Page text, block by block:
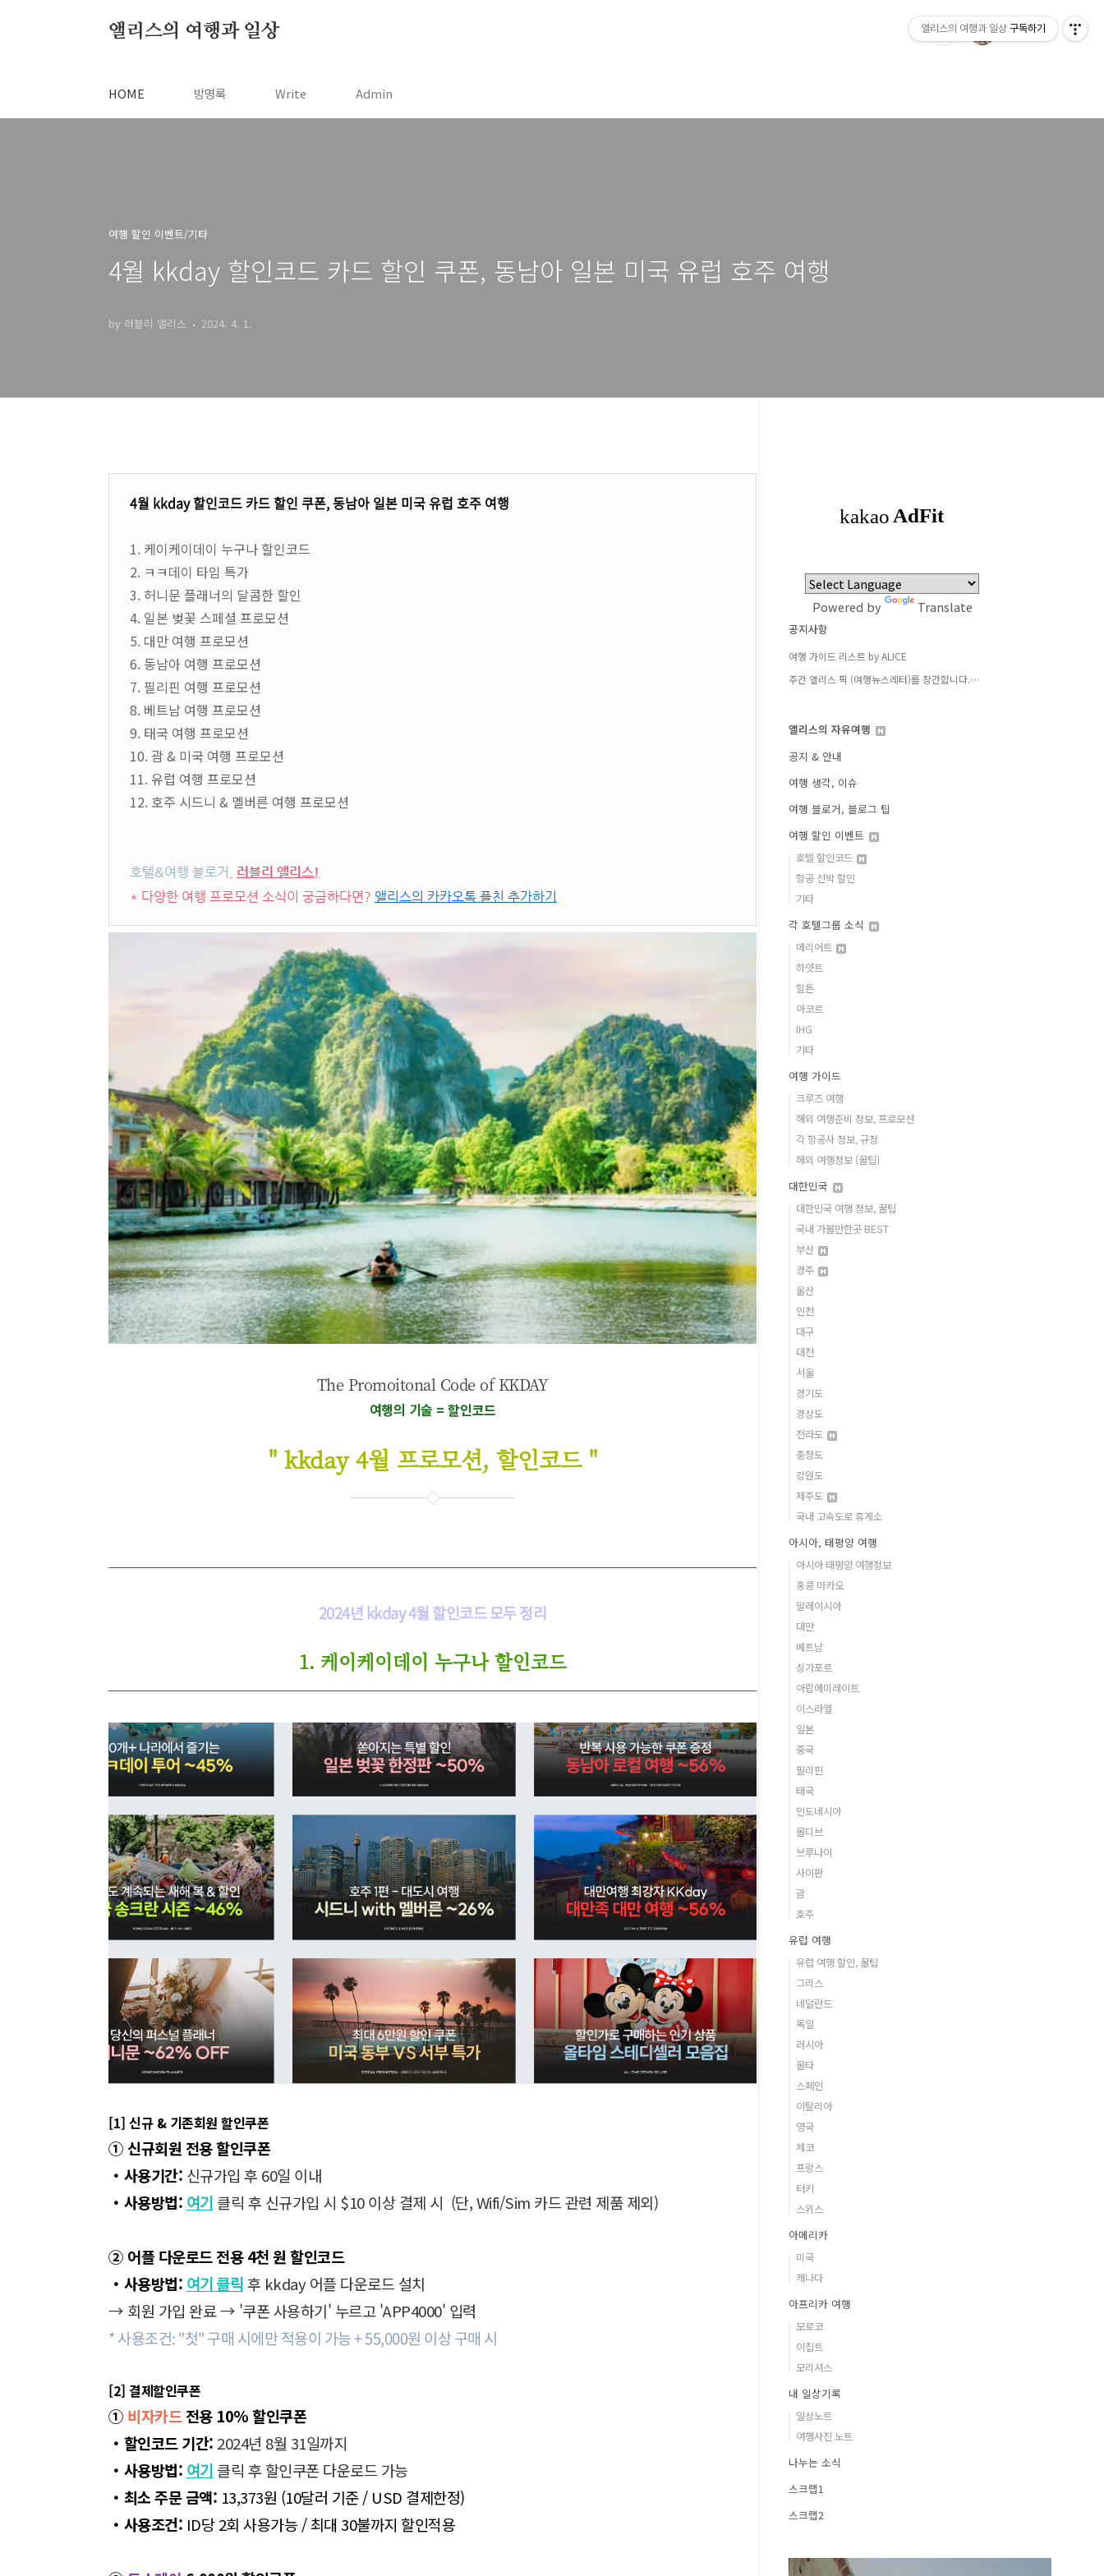
앨리스의 여행과 일상
HOME 방명록 Write Admin
여행 할인 이벤트/기타
4월 kkday 할인코드 카드 할인 쿠폰, 동남아 일본 미국 유럽 호주 여행
by 러블리 앨리스 2024. 4. 1.
4월 kkday 할인코드 카드 할인 쿠폰, 동남아 일본 미국 유럽 호주 여행
1. 케이케이데이 누구나 할인코드
2. ㅋㅋ데이 타임 특가
3. 허니문 플래너의 달콤한 할인
4. 일본 벚꽃 스페셜 프로모션
5. 대만 여행 프로모션
6. 동남아 여행 프로모션
7. 필리핀 여행 프로모션
8. 베트남 여행 프로모션
9. 태국 여행 프로모션
10. 괌 & 미국 여행 프로모션
11. 유럽 여행 프로모션
12. 호주 시드니 & 멜버른 여행 프로모션
호텔&여행 블로거,
러블리 앨리스!
* 다양한 여행 프로모션 소식이 궁금하다면? 앨리스의 카카오톡 플친 추가하기
The Promoitonal Code of KKDAY
여행의 기술 = 할인코드
" kkday 4월 프로모션, 할인코드 "
2024년 kkday 4월 할인코드 모두 정리
1. 케이케이데이 누구나 할인코드
[1] 신규 & 기존회원 할인쿠폰
①신규회원 전용 할인쿠폰
・사용기간: 신규가입 후 60일 이내
・사용방법: 여기 클릭 후 신규가입 시 $10 이상 결제 시 (단, Wifi/Sim 카드 관련 제품 제외)
② 어플 다운로드 전용 4천 원 할인코드
・사용방법: 여기 클릭후 kkday 어플 다운로드 설치
→ 회원 가입 완료 → '쿠폰 사용하기' 누르고 'APP4000' 입력
* 사용조건: "첫" 구매 시에만 적용이 가능 + 55,000원 이상 구매 시
[2] 결제할인쿠폰
① 비자카드전용 10% 할인쿠폰
・할인코드 기간: 2024년 8월 31일까지
・사용방법: 여기 클릭 후 할인쿠폰 다운로드 가능
・ 최소 주문 금액: 13,373원 (10달러 기준 / USD 결제한정)
・사용조건: ID당 2회 사용가능 / 최대 30불까지 할인적용
Powered by Translate
공지사항
여행 가이드 리스트 by ALICE
주간 앨리스 픽 (여행뉴스레터)를 창간합니다.⋯
앨리스의 자유여행
공지 & 안내
여행 생각, 이슈
여행 블로거, 블로그 팁
여행 할인 이벤트
호텔 할인코드
항공 선박 할인
기타
각 호텔그룹 소식
메리어트
하얏트
힐튼
아코르
IHG
기타
여행 가이드
크루즈 여행
해외 여행준비 정보, 프로모션
각 항공사 정보, 규정
해외 여행정보 (꿀팁)
대한민국
대한민국 여행 정보, 꿀팁
국내 가볼만한곳 BEST
부산
경주
울산
인천
대구
대전
서울
경기도
경상도
전라도
충청도
강원도
제주도
국내 고속도로 휴게소
아시아, 태평양 여행
아시아 태평양 여행정보
홍콩 마카오
말레이시아
대만
베트남
싱가포르
아랍에미레이트
이스라엘
일본
중국
필리핀
태국
인도네시아
몰디브
브루나이
사이판
괌
호주
유럽 여행
유럽 여행 할인, 꿀팁
그리스
네덜란드
독일
러시아
몰타
스페인
이탈리아
영국
체코
프랑스
터키
스위스
아메리카
미국
캐나다
아프리카 여행
모로코
이집트
모리셔스
내 일상기록
일상노트
여행사진 노트
나누는 소식
스크랩1
스크랩2
앨리스의 여행과 일상 구독하기